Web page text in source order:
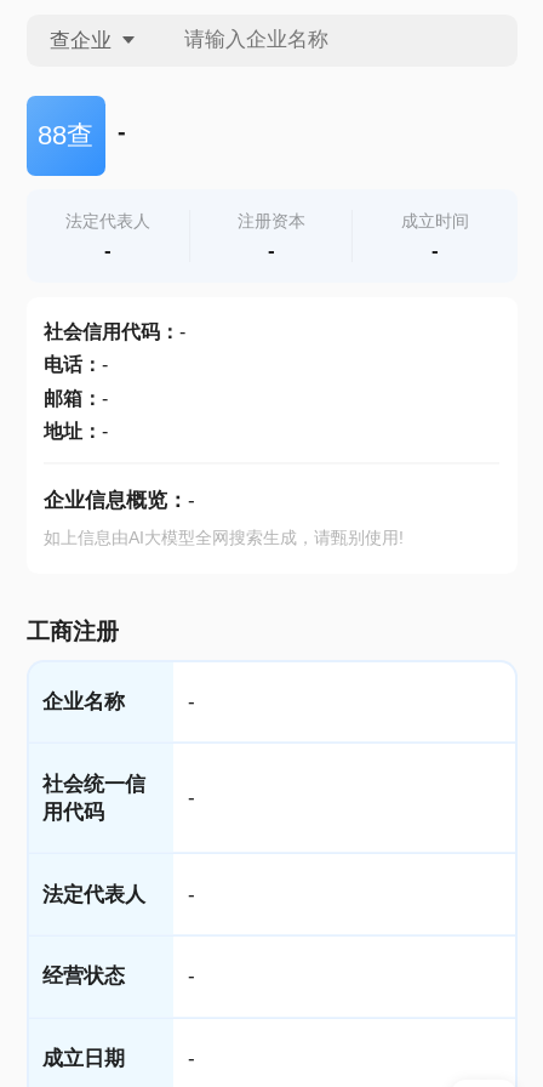
查企业
查企业
查产地
88查 -
法定代表人
-
注册资本
-
成立时间
-
社会信用代码： -
电话： -
邮箱： -
地址： -
企业信息概览： -
如上信息由AI大模型全网搜索生成，请甄别使用!
工商注册
企业名称 -
社会统一信
用代码
-
法定代表人 -
经营状态 -
成立日期 -